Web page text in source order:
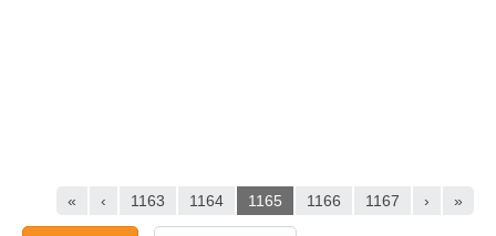
« ‹ 1163 1164 1165 1166 1167 › »